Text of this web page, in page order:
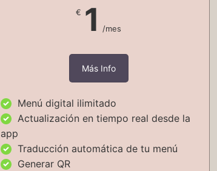
€ 1 /mes
Más Info
Menú digital ilimitado
Actualización en tiempo real desde la
app
Traducción automática de tu menú
Generar QR